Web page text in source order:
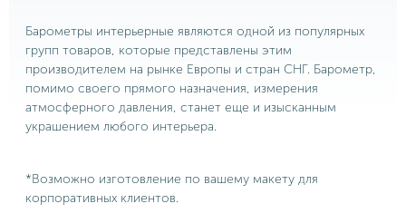
Барометры интерьерные являются одной из популярных
групп товаров, которые представлены этим
производителем на рынке Европы и стран СНГ. Барометр,
помимо своего прямого назначения, измерения
атмосферного давления, станет еще и изысканным
украшением любого интерьера.
*Возможно изготовление по вашему макету для
корпоративных клиентов.